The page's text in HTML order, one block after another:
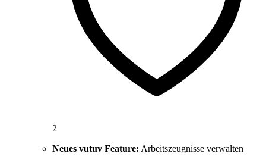
2
Neues vutuv Feature: Arbeitszeugnisse verwalten